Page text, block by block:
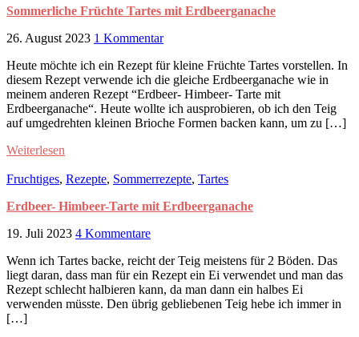
Sommerliche Früchte Tartes mit Erdbeerganache
26. August 2023 1 Kommentar
Heute möchte ich ein Rezept für kleine Früchte Tartes vorstellen. In
diesem Rezept verwende ich die gleiche Erdbeerganache wie in
meinem anderen Rezept “Erdbeer- Himbeer- Tarte mit
Erdbeerganache“. Heute wollte ich ausprobieren, ob ich den Teig
auf umgedrehten kleinen Brioche Formen backen kann, um zu […]
Weiterlesen
Fruchtiges, Rezepte, Sommerrezepte, Tartes
Erdbeer- Himbeer-Tarte mit Erdbeerganache
19. Juli 2023 4 Kommentare
Wenn ich Tartes backe, reicht der Teig meistens für 2 Böden. Das
liegt daran, dass man für ein Rezept ein Ei verwendet und man das
Rezept schlecht halbieren kann, da man dann ein halbes Ei
verwenden müsste. Den übrig gebliebenen Teig hebe ich immer in
[…]